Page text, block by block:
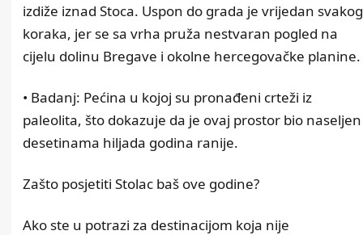
izdiže iznad Stoca. Uspon do grada je vrijedan svakog
koraka, jer se sa vrha pruža nestvaran pogled na
cijelu dolinu Bregave i okolne hercegovačke planine.
• Badanj: Pećina u kojoj su pronađeni crteži iz
paleolita, što dokazuje da je ovaj prostor bio naseljen
desetinama hiljada godina ranije.
Zašto posjetiti Stolac baš ove godine?
Ako ste u potrazi za destinacijom koja nije